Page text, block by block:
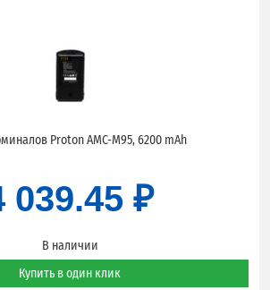
Proton AMC-M95, 6200 mAh
039.45 ₽
В наличии
Купить в один клик